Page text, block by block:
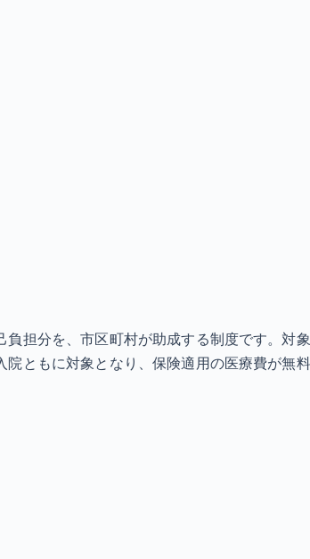
担分を、市区町村が助成する制度です。対
ともに対象となり、保険適用の医療費が